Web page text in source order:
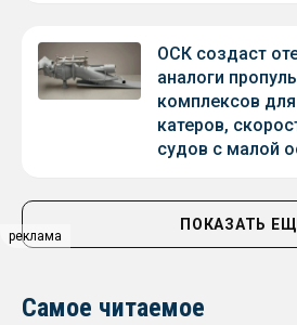
реклама
ОСК создаст
аналоги
комплексов
катеров,
судов с малой
ПОКАЗАТЬ
Самое читаемое